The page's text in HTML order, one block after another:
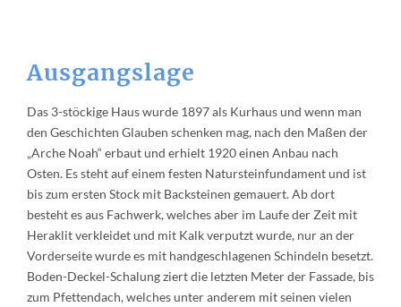
Ausgangslage
Das 3-stöckige Haus wurde 1897 als Kurhaus und wenn man
den Geschichten Glauben schenken mag, nach den Maßen der
„Arche Noah“ erbaut und erhielt 1920 einen Anbau nach
Osten. Es steht auf einem festen Natursteinfundament und ist
bis zum ersten Stock mit Backsteinen gemauert. Ab dort
besteht es aus Fachwerk, welches aber im Laufe der Zeit mit
Heraklit verkleidet und mit Kalk verputzt wurde, nur an der
Vorderseite wurde es mit handgeschlagenen Schindeln besetzt.
Boden-Deckel-Schalung ziert die letzten Meter der Fassade, bis
zum Pfettendach, welches unter anderem mit seinen vielen